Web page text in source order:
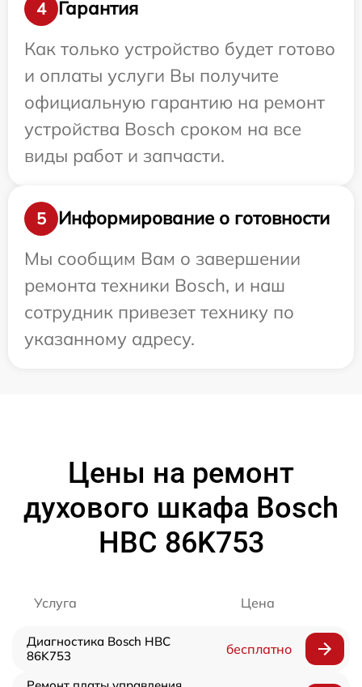
4
Гарантия
Как только устройство будет готово
и оплаты услуги Вы получите
официальную гарантию на ремонт
устройства Bosch сроком на все
виды работ и запчасти.
5
Информирование о готовности
Мы сообщим Вам о завершении
ремонта техники Bosch, и наш
сотрудник привезет технику по
указанному адресу.
Цены на ремонт
духового шкафа Bosch
HBC 86K753
Услуга Цена
Диагностика Bosch HBC
86K753
бесплатно